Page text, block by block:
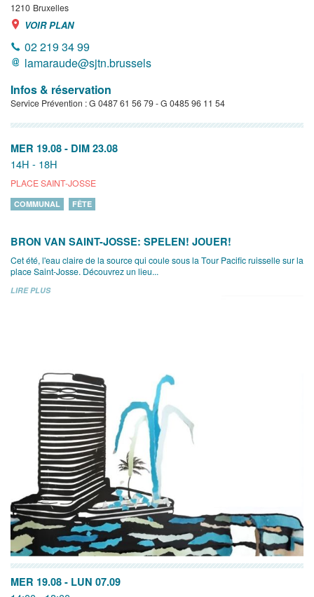
1210 Bruxelles
VOIR PLAN
02 219 34 99
lamaraude@sjtn.brussels
Infos & réservation
Service Prévention : G 0487 61 56 79 - G 0485 96 11 54
MER 19.08 - DIM 23.08
14H - 18H
PLACE SAINT-JOSSE
COMMUNAL FÊTE
BRON VAN SAINT-JOSSE: SPELEN! JOUER!
Cet été, l'eau claire de la source qui coule sous la Tour Pacific ruisselle sur la
place Saint-Josse. Découvrez un lieu...
LIRE PLUS
MER 19.08 - LUN 07.09